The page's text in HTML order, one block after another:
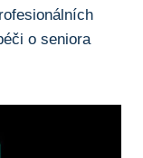
o seniora